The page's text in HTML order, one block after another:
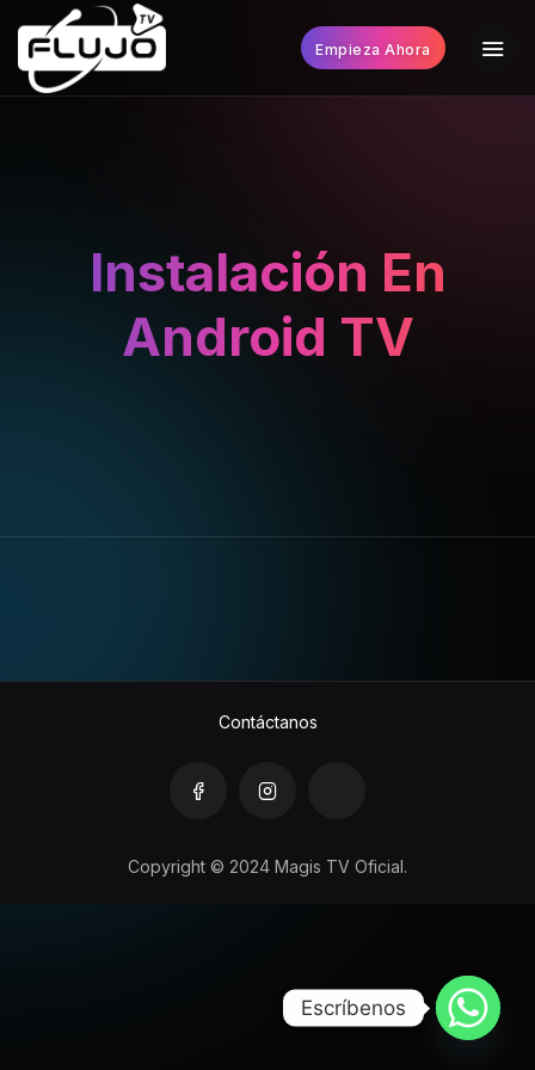
Empieza Ahora
Instalación En
Android TV
Contáctanos
Copyright © 2024 Magis TV Oficial.
Escríbenos